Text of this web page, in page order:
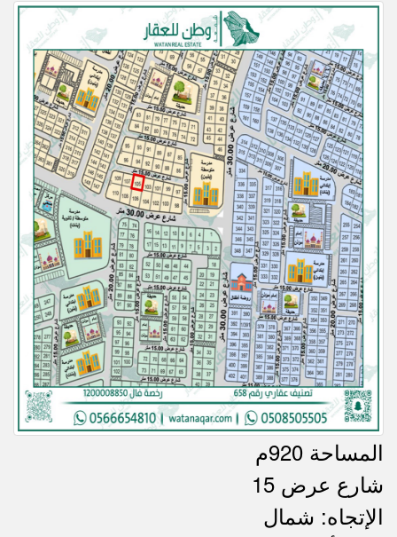
المساحة 920م
شارع عرض 15
الإتجاه: شمال